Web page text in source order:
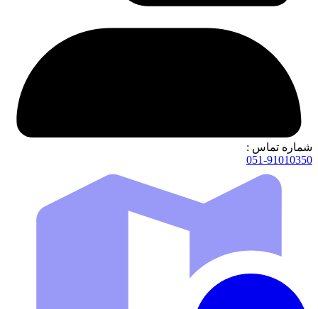
شماره تماس :
051-91010350